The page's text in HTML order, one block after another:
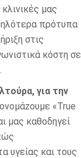
μας
πρότυπα
στις
κόστη σε
για την
ονομάzουμε «True
μας καθοδηγεί
υγείας και τους